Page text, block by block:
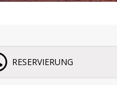
RESERVIERUNG